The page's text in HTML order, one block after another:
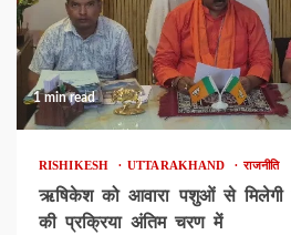
1 min read
RISHIKESH UTTARAKHAND राजनीति
ऋषिकेश को आवारा पशुओं से मिलेगी
की प्रक्रिया अंतिम चरण में